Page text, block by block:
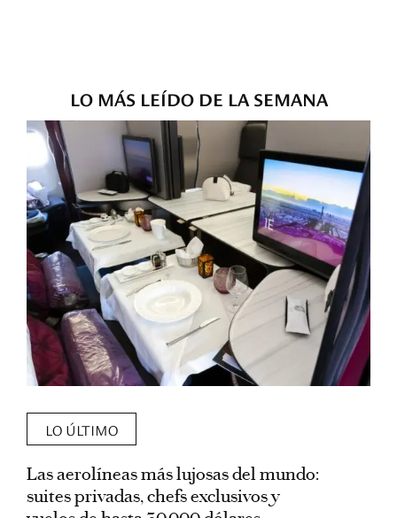
LO MÁS LEÍDO DE LA SEMANA
LO ÚLTIMO
Las aerolíneas más lujosas del mundo:
suites privadas, chefs exclusivos y